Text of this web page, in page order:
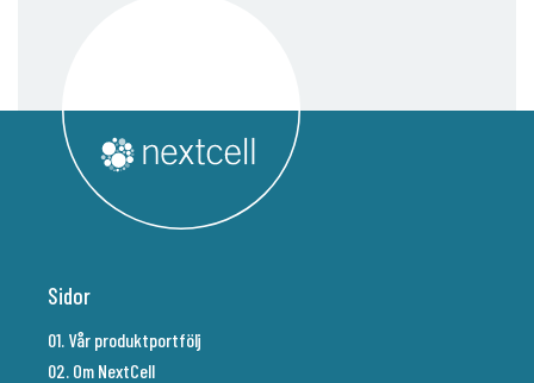
Sidor
01. Vår produktportfölj
02. Om NextCell